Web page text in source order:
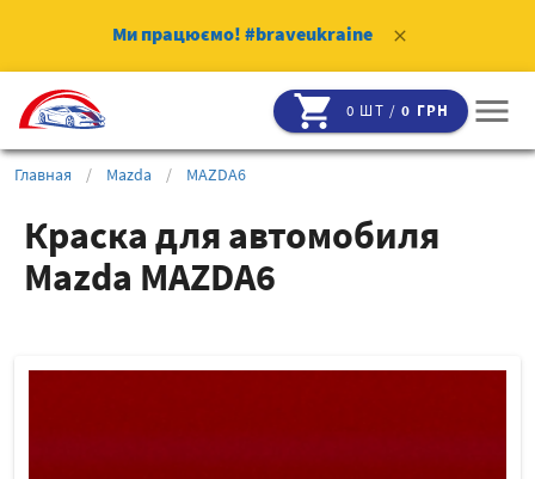
Ми працюємо! #braveukraine clear
shopping_cart 0 ШТ /0 ГРН menu
Главная / Mazda / MAZDA6
Краска для автомобиля
Mazda MAZDA6